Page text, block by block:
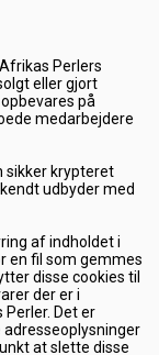
Perlers
eller gjort
på
medarbejdere
sikker krypteret
udbyder med
af indholdet i
en fil som gemmes
disse cookies til
der er i
Det er
at slette disse